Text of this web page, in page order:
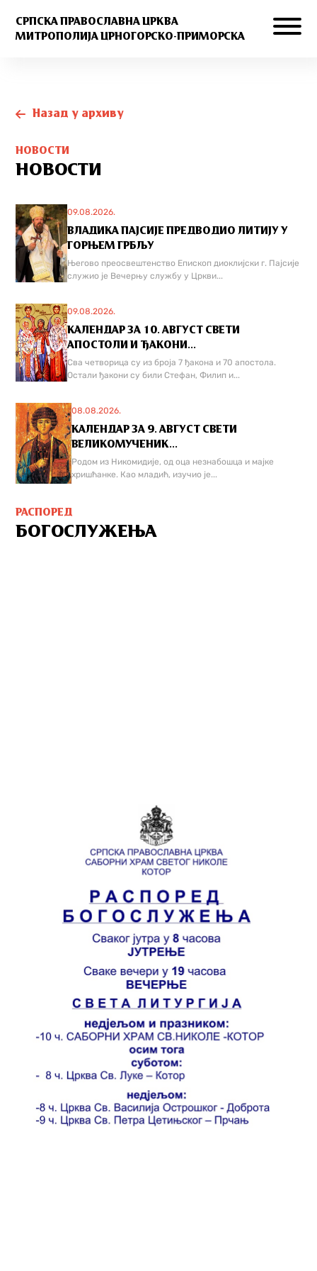
СРПСКА ПРАВОСЛАВНА ЦРКВА
МИТРОПОЛИЈА ЦРНОГОРСКО-ПРИМОРСКА
Назад у архиву
НОВОСТИ
НОВОСТИ
09.08.2026.
ВЛАДИКА ПАЈСИЈЕ ПРЕДВОДИО ЛИТИЈУ У
ГОРЊЕМ ГРБЉУ
Његово преосвештенство Епископ диоклијски г. Пајсије
служио је Вечерњу службу у Цркви...
09.08.2026.
КАЛЕНДАР ЗА 10. АВГУСТ СВЕТИ
АПОСТОЛИ И ЂАКОНИ...
Сва четворица су из броја 7 ђакона и 70 апостола.
Остали ђакони су били Стефан, Филип и...
08.08.2026.
КАЛЕНДАР ЗА 9. АВГУСТ СВЕТИ
ВЕЛИКОМУЧЕНИК...
Родом из Никомидије, од оца незнабошца и мајке
хришћанке. Као младић, изучио је...
РАСПОРЕД
БОГОСЛУЖЕЊА